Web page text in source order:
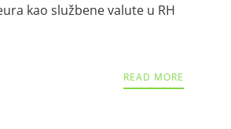
kao službene valute u RH
READ MORE